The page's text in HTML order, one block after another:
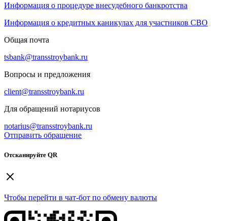
Информация о процедуре внесудебного банкротства
Информация о кредитных каникулах для участников СВО
Общая почта
tsbank@transstroybank.ru
Вопросы и предложения
client@transstroybank.ru
Для обращений нотариусов
notarius@transstroybank.ru
Отправить обращение
Отсканируйте QR
Чтобы перейти в чат-бот по обмену валюты